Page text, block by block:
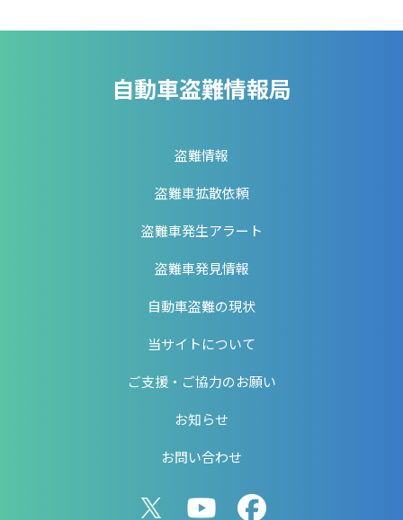
自動車盗難情報局
盗難情報
盗難車拡散依頼
盗難車発生アラート
盗難車発見情報
自動車盗難の現状
当サイトについて
ご支援・ご協力のお願い
お知らせ
お問い合わせ